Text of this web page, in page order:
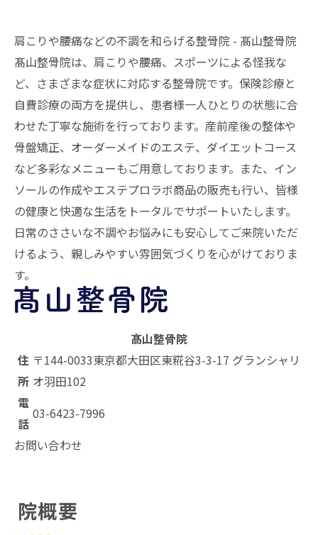
肩こりや腰痛などの不調を和らげる整骨院 - 髙山整骨院
髙山整骨院は、肩こりや腰痛、スポーツによる怪我な
ど、さまざまな症状に対応する整骨院です。保険診療と
自費診療の両方を提供し、患者様一人ひとりの状態に合
わせた丁寧な施術を行っております。産前産後の整体や
骨盤矯正、オーダーメイドのエステ、ダイエットコース
など多彩なメニューもご用意しております。また、イン
ソールの作成やエステプロラボ商品の販売も行い、皆様
の健康と快適な生活をトータルでサポートいたします。
日常のささいな不調やお悩みにも安心してご来院いただ
けるよう、親しみやすい雰囲気づくりを心がけておりま
す。
髙山整骨院
住
所
〒144-0033東京都大田区東糀谷3-3-17 グランシャリ
オ羽田102
電
話
03-6423-7996
お問い合わせ
院概要